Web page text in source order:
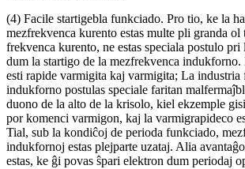
(4) Facile startigebla funkciado. Pro tio, ke la
mezfrekvenca kurento estas multe pli granda ol
frekvenca kurento, ne estas speciala postulo
dum la startigo de la mezfrekvenca indukforno.
esti rapide varmigita kaj varmigita; La industria
indukforno postulas speciale faritan
duono de la alto de la krisolo, kiel ekzemple
por komenci varmigon, kaj la varmigrapideco
Tial, sub la kondiĉoj de perioda funkciado,
indukfornoj estas plejparte uzataj. Alia
estas, ke ĝi povas ŝpari elektron dum periodaj